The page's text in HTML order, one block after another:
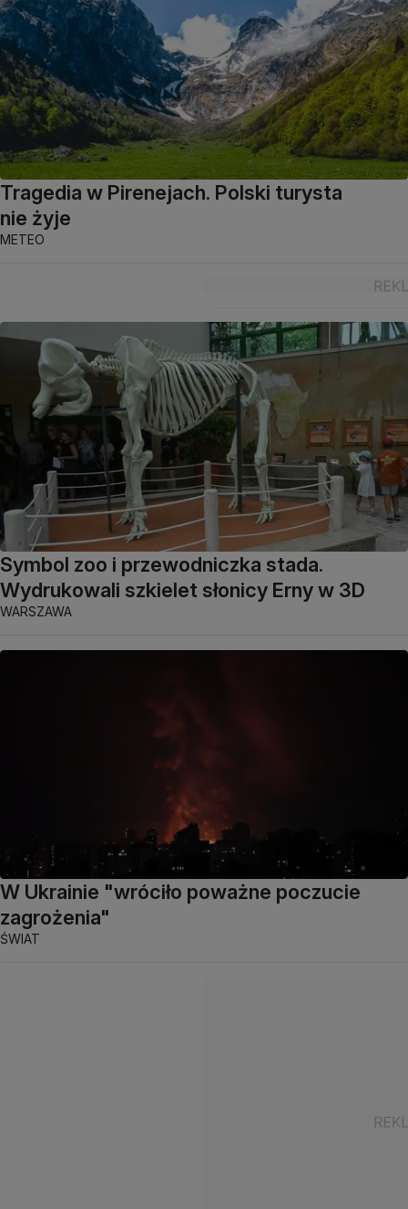
Tragedia w Pirenejach. Polski turysta
nie żyje
METEO
Symbol zoo i przewodniczka stada.
Wydrukowali szkielet słonicy Erny w 3D
WARSZAWA
W Ukrainie "wróciło poważne poczucie
zagrożenia"
ŚWIAT